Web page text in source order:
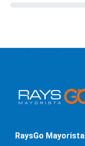
RaysGo Mayorista